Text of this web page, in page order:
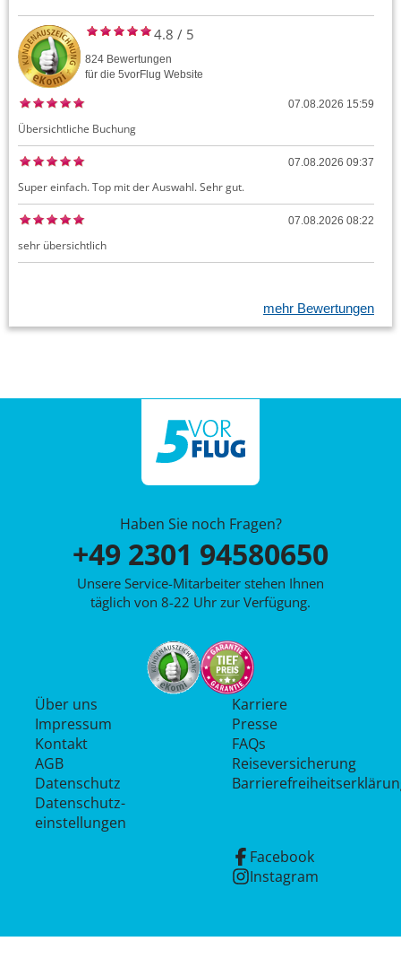
4.8 / 5
824 Bewertungen
für die 5vorFlug Website
07.08.2026 15:59
Übersichtliche Buchung
07.08.2026 09:37
Super einfach. Top mit der Auswahl. Sehr gut.
07.08.2026 08:22
sehr übersichtlich
mehr Bewertungen
Haben Sie noch Fragen?
+49 2301 94580650
Unsere Service-Mitarbeiter stehen Ihnen
täglich von 8-22 Uhr zur Verfügung.
Über uns
Impressum
Kontakt
AGB
Datenschutz
Datenschutz­
einstellungen
Karriere
Presse
FAQs
Reiseversicherung
Facebook
Instagram